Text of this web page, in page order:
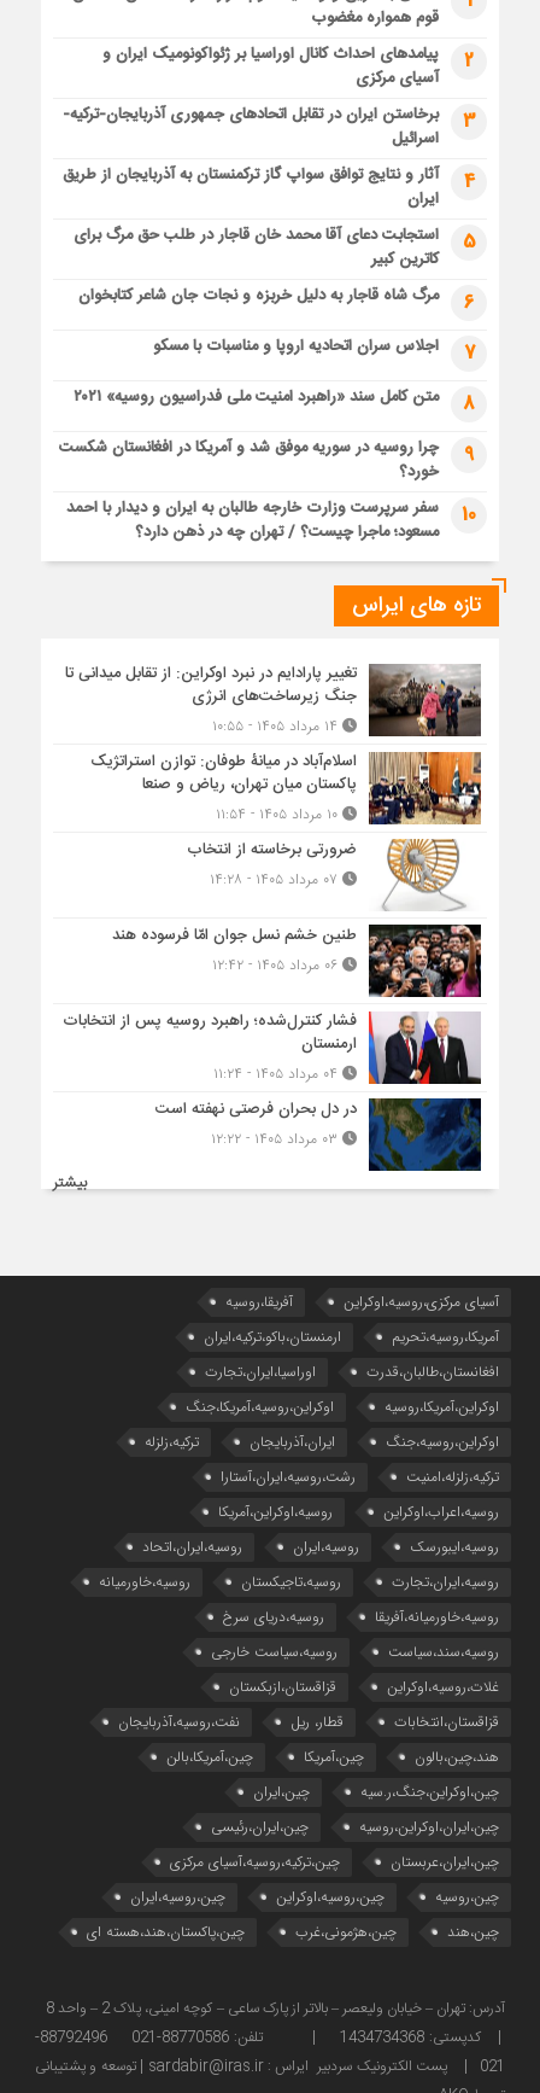
قوم همواره مغضوب
2
پیامدهای احداث کانال اوراسیا بر ژئواکونومیک ایران و
آسیای مرکزی
3
برخاستن ایران در تقابل اتحادهای جمهوری آذربایجان-ترکیه-
اسرائیل
4
آثار و نتایج توافق سواپ گاز ترکمنستان به آذربایجان از طریق
ایران
5
استجابت دعای آقا محمد خان قاجار در طلب حق مرگ برای
کاترین کبیر
6 مرگ شاه قاجار به دلیل خربزه و نجات جان شاعر کتابخوان
7 اجلاس سران اتحادیه اروپا و مناسبات با مسکو
8 متن کامل سند «راهبرد امنیت ملی فدراسیون روسیه» ۲۰۲۱
9
چرا روسیه در سوریه موفق شد و آمریکا در افغانستان شکست
خورد؟
10
سفر سرپرست وزارت خارجه طالبان به ایران و دیدار با احمد
مسعود؛ ماجرا چیست؟ / تهران چه در ذهن دارد؟
تازه های ایراس
تغییر پارادایم در نبرد اوکراین: از تقابل میدانی تا
جنگ زیرساخت‌های انرژی
اسلام‌آباد در میانۀ طوفان: توازن استراتژیک
پاکستان میان تهران، ریاض و صنعا
۱۰ مرداد ۱۴۰۵ - ۱۱:۵۴
ضرورتی برخاسته از انتخاب
طنین خشم نسل جوان امّا فرسوده هند
۰۶ مرداد ۱۴۰۵ - ۱۲:۴۲
فشار کنترل‌شده؛ راهبرد روسیه پس از انتخابات
ارمنستان
در دل بحران فرصتی نهفته است
بیشتر
آسیای مرکزی،روسیه،اوکراین
آفریقا،روسیه
آمریکا،روسیه،تحریم
ارمنستان،باکو،ترکیه،ایران
افغانستان،طالبان،قدرت
اوراسیا،ایران،تجارت
اوکراین،آمریکا،روسیه
اوکراین،روسیه،آمریکا،جنگ
اوکراین،روسیه،جنگ
ایران،آذربایجان
ترکیه،زلزله
ترکیه،زلزله،امنیت
رشت،روسیه،ایران،آستارا
روسیه،اعراب،اوکراین
روسیه،اوکراین،آمریکا
روسیه،ایبورسک
روسیه،ایران
روسیه،ایران،اتحاد
روسیه،ایران،تجارت
روسیه،تاجیکستان
روسیه،خاورمیانه
روسیه،خاورمیانه،آفریقا
روسیه،دریای سرخ
روسیه،سند،سیاست
روسیه،سیاست خارجی
غلات،روسیه،اوکراین
قزاقستان،ازبکستان
قزاقستان،انتخابات
قطار، ریل
نفت،روسیه،آذربایجان
هند،چین،بالون
چین،آمریکا
چین،آمریکا،بالن
چین،اوکراین،جنگ،ر.سیه
چین،ایران
چین،ایران،اوکراین،روسیه
چین،ایران،رئیسی
چین،ایران،عربستان
چین،ترکیه،روسیه،آسیای مرکزی
چین،روسیه
چین،روسیه،اوکراین
چین،روسیه،ایران
چین،هند
چین،هژمونی،غرب چین،پاکستان،هند،هسته ای
| کدپستی: 1434734368 | تلفن: 88770586-021 88792496-
021 | پست الکترونیک سردبیر ایراس : sardabir@iras.ir |
توسعه و پشتیبانی